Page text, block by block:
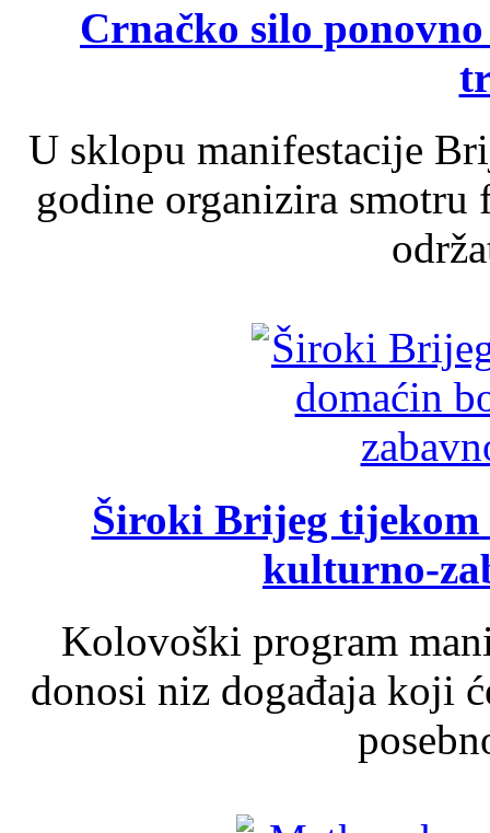
Crnačko silo
U sklopu manifestacije
godine organizira
Široki Brijeg tijekom
kulturno-
Kolovoški program
donosi niz događaja koji